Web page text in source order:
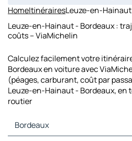
HomeItinérairesLeuze-en-
Leuze-en-Hainaut - Bordeaux :
coûts – ViaMichelin
Calculez facilement votre
Bordeaux en voiture avec
(péages, carburant, coût par
Leuze-en-Hainaut - Bordeaux,
routier
Bordeaux